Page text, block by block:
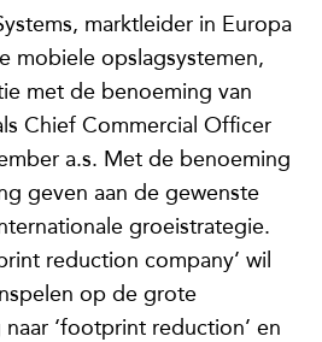
marktleider in Europa
mobiele opslagsystemen,
met de benoeming van
Chief Commercial Officer
a.s. Met de benoeming
geven aan de gewenste
groeistrategie.
reduction company’ wil
op de grote
‘footprint reduction’ en